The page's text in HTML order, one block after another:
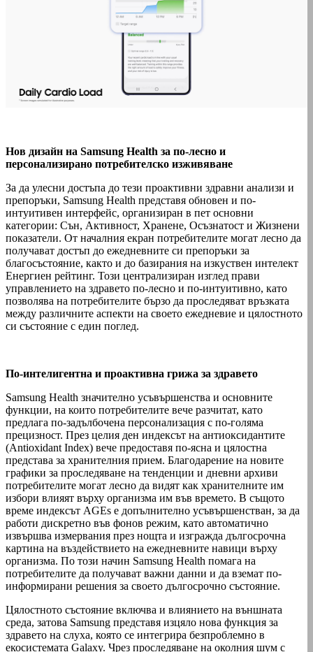
Нов дизайн на Samsung Health за по-лесно и
персонализирано потребителско изживяване
За да улесни достъпа до тези проактивни здравни анализи и
препоръки, Samsung Health представя обновен и по-
интуитивен интерфейс, организиран в пет основни
категории: Сън, Активност, Хранене, Осъзнатост и Жизнени
показатели. От началния екран потребителите могат лесно да
получават достъп до ежедневните си препоръки за
благосъстояние, както и до базирания на изкуствен интелект
Енергиен рейтинг. Този централизиран изглед прави
управлението на здравето по-лесно и по-интуитивно, като
позволява на потребителите бързо да проследяват връзката
между различните аспекти на своето ежедневие и цялостното
си състояние с един поглед.
По-интелигентна и проактивна грижа за здравето
Samsung Health значително усъвършенства и основните
функции, на които потребителите вече разчитат, като
предлага по-задълбочена персонализация с по-голяма
прецизност. През целия ден индексът на антиоксидантите
(Antioxidant Index) вече предоставя по-ясна и цялостна
представа за хранителния прием. Благодарение на новите
графики за проследяване на тенденции и дневни архиви
потребителите могат лесно да видят как хранителните им
избори влияят върху организма им във времето. В същото
време индексът AGEs е допълнително усъвършенстван, за да
работи дискретно във фонов режим, като автоматично
извършва измервания през нощта и изгражда дългосрочна
картина на въздействието на ежедневните навици върху
организма. По този начин Samsung Health помага на
потребителите да получават важни данни и да вземат по-
информирани решения за своето дългосрочно състояние.
Цялостното състояние включва и влиянието на външната
среда, затова Samsung представя изцяло нова функция за
здравето на слуха, която се интегрира безпроблемно в
екосистемата Galaxy. Чрез проследяване на околния шум с